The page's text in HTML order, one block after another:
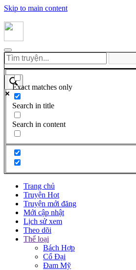
Skip to main content
Exact matches only
Search in title
Search in content
Trang chủ
Truyện Hot
Truyện mới đăng
Mới cập nhật
Lịch sử xem
Theo dõi
Thể loại
Bách Hợp
Cổ Đại
Đam Mỹ